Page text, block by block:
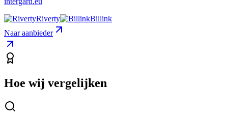
Riverty
Billink
Naar aanbieder
Hoe wij vergelijken